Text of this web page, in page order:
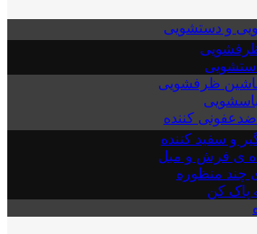
و دستشویی
ظرفشویی
ضدعفونی کننده
و سفید کننده
ی فرش و مبل
چند منظوره
پاک کن